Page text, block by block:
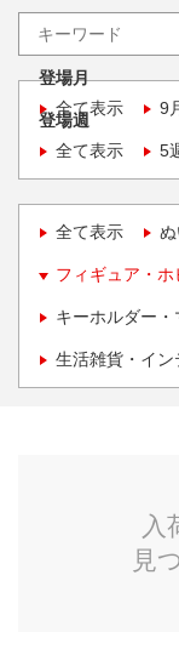
登場月
全て表示
9
登場週
全て表示
5
全て表示
フィギュア・ホ
キーホルダー
生活雑貨・イン